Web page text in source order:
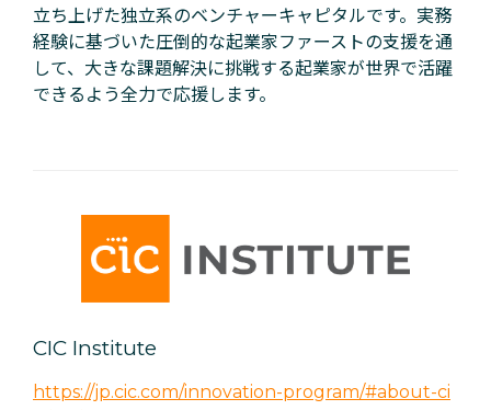
立ち上げた独立系のベンチャーキャピタルです。実務
経験に基づいた圧倒的な起業家ファーストの支援を通
して、大きな課題解決に挑戦する起業家が世界で活躍
できるよう全力で応援します。
CIC Institute
https://jp.cic.com/innovation-program/#about-ci